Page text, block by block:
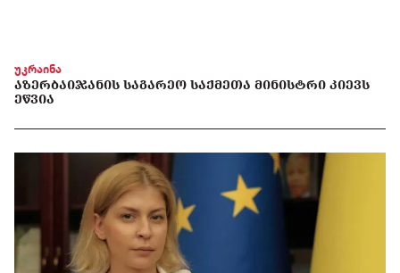
უკრაინა
ᲐᲖᲔᲠᲑᲐᲘᲯᲐᲜᲘᲡ ᲡᲐᲒᲐᲠᲔᲝ ᲡᲐᲥᲛᲔᲗᲐ ᲛᲘᲜᲘᲡᲢᲠᲘ ᲙᲘᲔᲕᲡ
ᲔᲬᲕᲘᲐ